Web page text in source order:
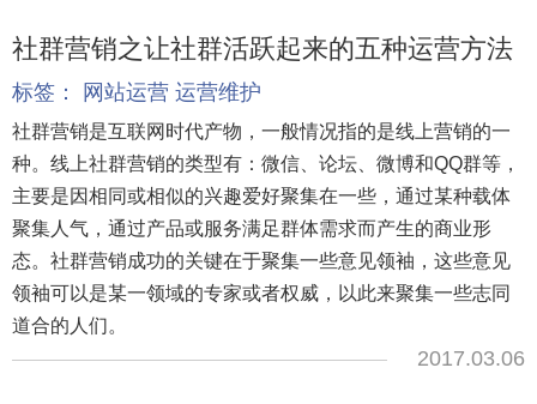
社群营销之让社群活跃起来的五种运营方法
标签： 网站运营 运营维护
社群营销是互联网时代产物，一般情况指的是线上营销的一
种。线上社群营销的类型有：微信、论坛、微博和QQ群等，
主要是因相同或相似的兴趣爱好聚集在一些，通过某种载体
聚集人气，通过产品或服务满足群体需求而产生的商业形
态。社群营销成功的关键在于聚集一些意见领袖，这些意见
领袖可以是某一领域的专家或者权威，以此来聚集一些志同
道合的人们。
2017.03.06